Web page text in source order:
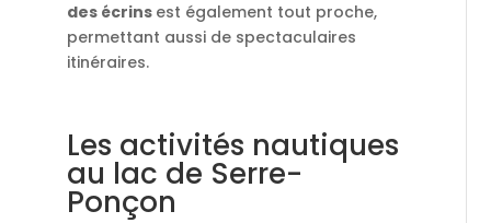
des écrins est également tout proche,
permettant aussi de spectaculaires
itinéraires.
Les activités nautiques
au lac de Serre-
Ponçon